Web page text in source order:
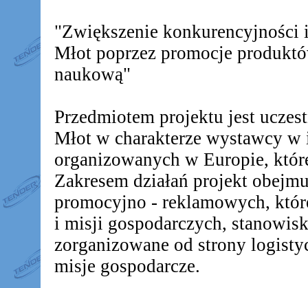
"Zwiększenie
Młot poprzez promocje
naukową"
Przedmiotem projektu jest
Młot w charakterze wystawcy
organizowanych w Europie,
Zakresem działań projekt
promocyjno - reklamowych,
i misji gospodarczych,
zorganizowane od strony
misje gospodarcze.